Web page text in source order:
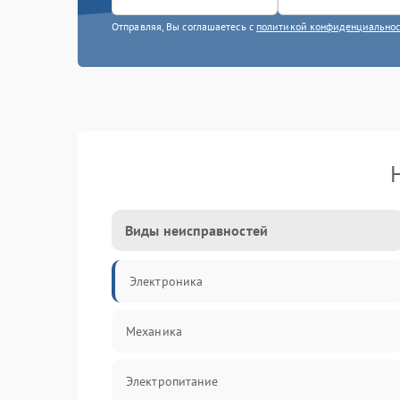
Отправляя, Вы соглашаетесь с политикой
Виды неисправностей
Электроника
Механика
Электропитание